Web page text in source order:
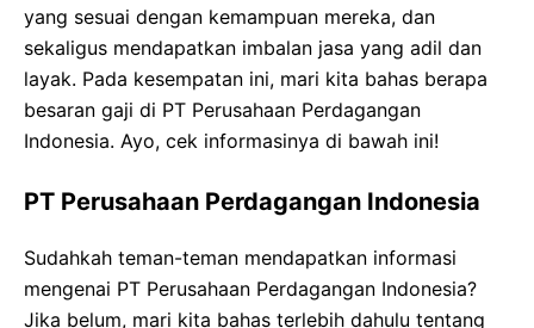
yang sesuai dengan kemampuan mereka, dan
sekaligus mendapatkan imbalan jasa yang adil dan
layak. Pada kesempatan ini, mari kita bahas berapa
besaran gaji di PT Perusahaan Perdagangan
Indonesia. Ayo, cek informasinya di bawah ini!
PT Perusahaan Perdagangan Indonesia
Sudahkah teman-teman mendapatkan informasi
mengenai PT Perusahaan Perdagangan Indonesia?
Jika belum, mari kita bahas terlebih dahulu tentang